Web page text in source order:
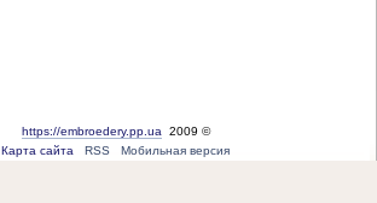
https://embroedery.pp.ua 2009 ©
Карта сайта
RSS Мобильная версия